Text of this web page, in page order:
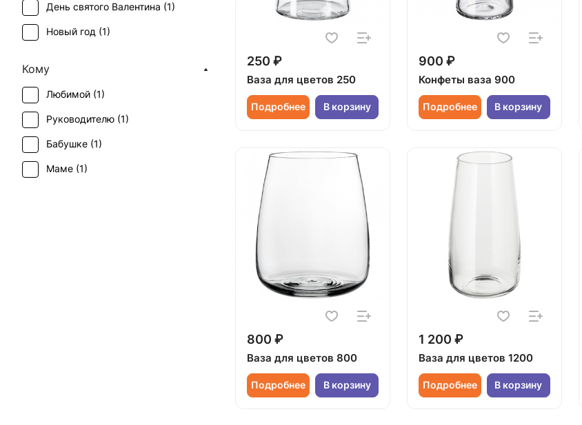
250 ₽
Ваза для цветов 250
Подробнее В корзину
900 ₽
Конфеты ваза 900
Подробнее В корзину
800 ₽
Ваза для цветов 800
Подробнее В корзину
1 200 ₽
Ваза для цветов 1200
Подробнее В корзину
День святого Валентина (1)
Новый год (1)
Кому
Любимой (1)
Руководителю (1)
Бабушке (1)
Маме (1)